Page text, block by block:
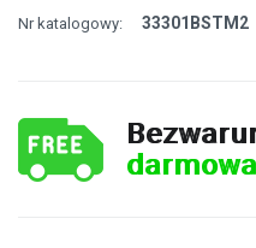
Nr katalogowy: 33301BSTM2